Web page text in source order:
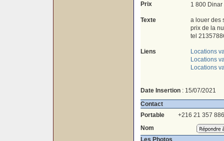
Prix 1 800
Texte
a louer des
prix de la
tel
Liens
Locations
Locations
Locations
Date Insertion: 15/07/2021
Contact
Portable
+216 21 357 886
Nom
Les Photos